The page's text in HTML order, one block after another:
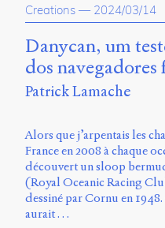
Le
Moyne
Longueuil
(QC)
J4K
0B7
ISSN
2104-
3272
Sens
Creations — 2024/03/14
Danycan, um
dos navegadores
Patrick Lamache
Alors que j’arpentais les
France en 2008 à chaque
découvert un sloop
(Royal Oceanic Racing
dessiné par Cornu en
aurait …